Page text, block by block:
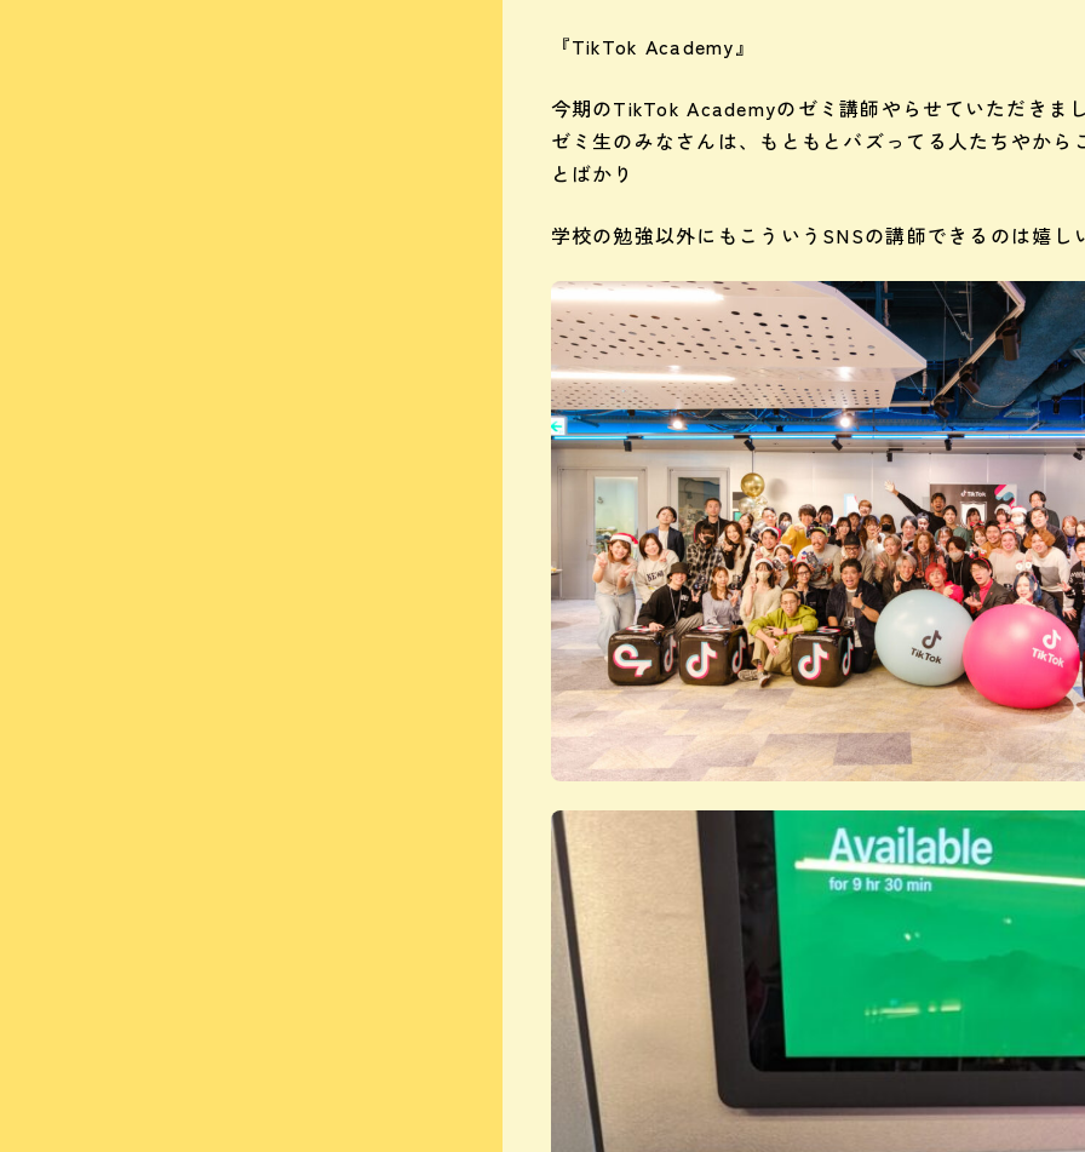
『TikTok Academy』
今期のTikTok Academyのゼミ講師やらせていただきま
ゼミ生のみなさんは、もともとバズってる人たちやから
とばかり
学校の勉強以外にもこういうSNSの講師できるのは嬉し